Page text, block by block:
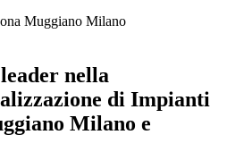
nella
di Impianti
Milano e